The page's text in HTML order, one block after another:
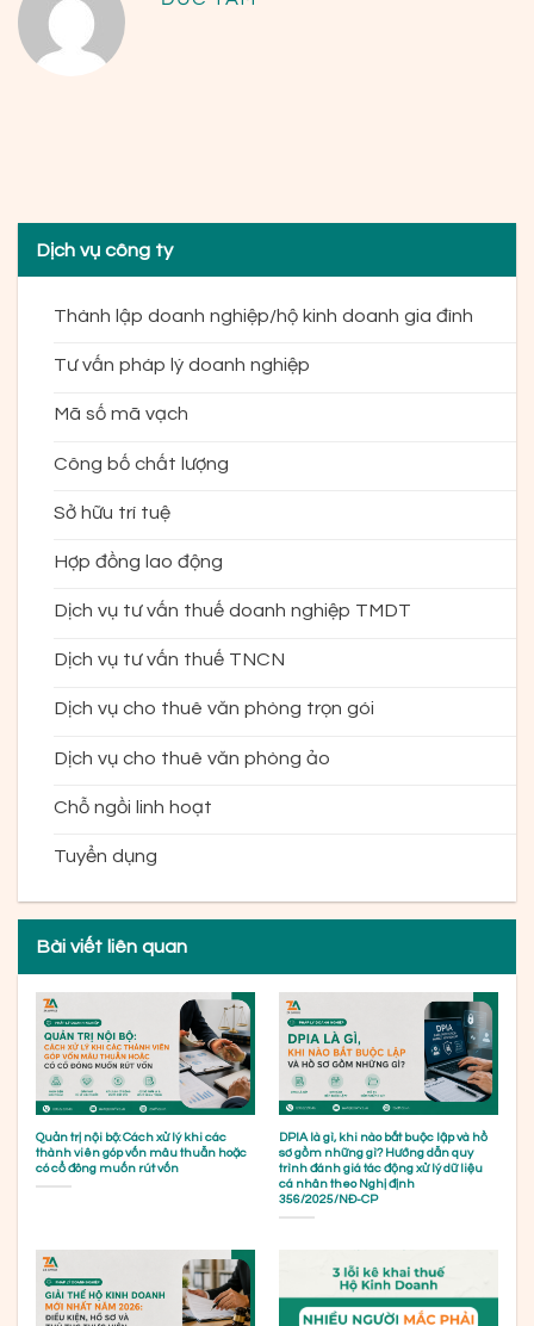
Dịch vụ công ty
Thành lập doanh nghiệp/hộ kinh doanh gia đình
Tư vấn pháp lý doanh nghiệp
Mã số mã vạch
Công bố chất lượng
Sở hữu trí tuệ
Hợp đồng lao động
Dịch vụ tư vấn thuế doanh nghiệp TMDT
Dịch vụ tư vấn thuế TNCN
Dịch vụ cho thuê văn phòng trọn gói
Dịch vụ cho thuê văn phòng ảo
Chỗ ngồi linh hoạt
Tuyển dụng
Bài viết liên quan
Quản trị nội bộ: Cách xử lý khi các
thành viên góp vốn mâu thuẫn hoặc
có cổ đông muốn rút vốn
DPIA là gì, khi nào bắt buộc lập và hồ
sơ gồm những gì? Hướng dẫn quy
trình đánh giá tác động xử lý dữ liệu
cá nhân theo Nghị định
356/2025/NĐ-CP